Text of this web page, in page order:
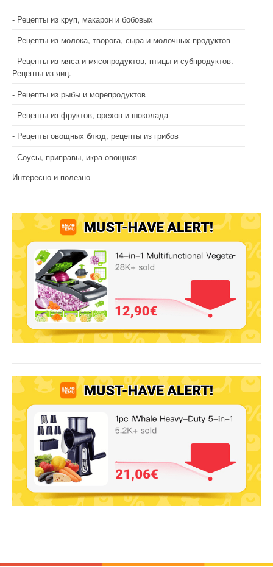
Рецепты из круп, макарон и бобовых
Рецепты из молока, творога, сыра и молочных продуктов
Рецепты из мяса и мясопродуктов, птицы и субпродуктов.
Рецепты из яиц.
Рецепты из рыбы и морепродуктов
Рецепты из фруктов, орехов и шоколада
Рецепты овощных блюд, рецепты из грибов
Соусы, приправы, икра овощная
Интересно и полезно